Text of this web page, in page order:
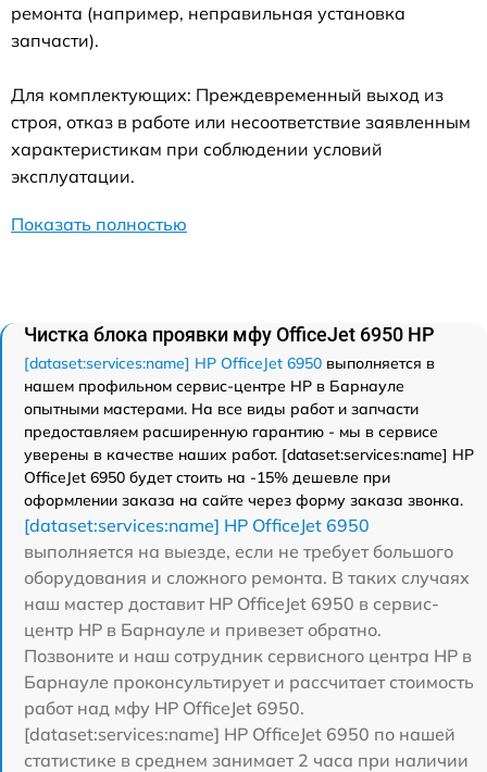
ремонта (например, неправильная установка
запчасти).
Для комплектующих: Преждевременный выход из
строя, отказ в работе или несоответствие заявленным
характеристикам при соблюдении условий
эксплуатации.
Показать полностью
Чистка блока проявки мфу OfficeJet 6950 HP
[dataset:services:name] HP OfficeJet 6950 выполняется в
нашем профильном сервис-центре HP в Барнауле
опытными мастерами. На все виды работ и запчасти
предоставляем расширенную гарантию - мы в сервисе
уверены в качестве наших работ. [dataset:services:name] HP
OfficeJet 6950 будет стоить на -15% дешевле при
оформлении заказа на сайте через форму заказа звонка.
[dataset:services:name] HP OfficeJet 6950
выполняется на выезде, если не требует большого
оборудования и сложного ремонта. В таких случаях
наш мастер доставит HP OfficeJet 6950 в сервис-
центр HP в Барнауле и привезет обратно.
Позвоните и наш сотрудник сервисного центра HP в
Барнауле проконсультирует и рассчитает стоимость
работ над мфу HP OfficeJet 6950.
[dataset:services:name] HP OfficeJet 6950 по нашей
статистике в среднем занимает 2 часа при наличии